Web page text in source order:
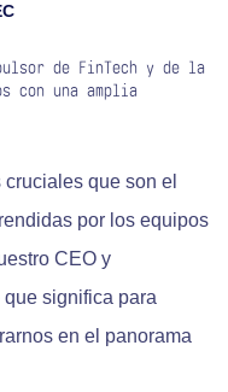
de FinTech y de la
con una amplia
que son el
por los equipos
CEO y
significa para
en el panorama